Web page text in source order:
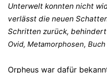
Unterwelt konnten nicht
verlässt die neuen
Schritten zurück,
Ovid, Metamorphosen, Buch
Orpheus war dafür